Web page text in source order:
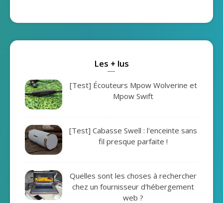
Les + lus
[Test] Écouteurs Mpow Wolverine et
Mpow Swift
[Test] Cabasse Swell : l'enceinte sans
fil presque parfaite !
Quelles sont les choses à rechercher
chez un fournisseur d'hébergement
web ?